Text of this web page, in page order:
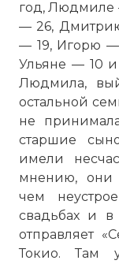
год, Людмиле
— 26,
— 19, Игорю —
Ульяне — 10
Людмила,
остальной
не
старшие
имели
мнению, они
чем
свадьбах и в
отправляет
Токио. Там